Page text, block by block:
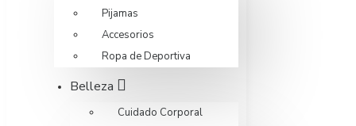
Pijamas
Accesorios
Ropa de Deportiva
Belleza
Cuidado Corporal